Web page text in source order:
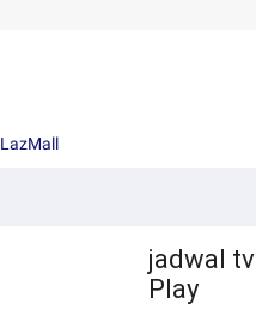
LazMall
jadwal
Play